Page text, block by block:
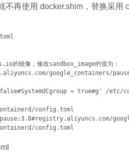
不再使用 docker.shim，替换采用
的镜像，修改sandbox_image的值为：
google_containers/
= true#g' /
config.toml
config.toml